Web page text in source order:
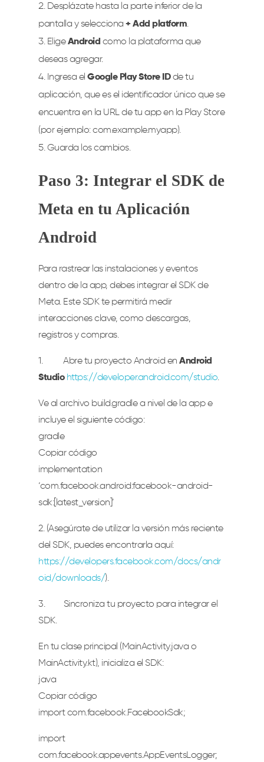
Desplázate hasta la parte inferior de la
pantalla y selecciona + Add platform.
EligeAndroid como la plataforma que
deseas agregar.
Ingresa el Google Play Store IDde tu
aplicación, que es el identificador único que se
encuentra en la URL de tu app en la Play Store
(por ejemplo:com.example.myapp).
Guarda los cambios.
Paso 3: Integrar el SDK de
Meta en tu Aplicación
Android
Para rastrear las instalaciones y eventos
dentro de la app, debes integrar el SDK de
Meta. Este SDK te permitirá medir
interacciones clave, como descargas,
registros y compras.
1. Abre tu proyecto Android en Android
Studiohttps://developer.android.com/studio.
Ve al archivo build.gradlea nivel de la app e
incluye el siguiente código:
gradle
Copiar código
implementation
‘com.facebook.android:facebook-android-
sdk:[latest_version]’
2. (Asegúrate de utilizar la versión más reciente
del SDK, puedes encontrarla aquí:
https://developers.facebook.com/docs/andr
oid/downloads/).
3. Sincroniza tu proyecto para integrar el
SDK.
En tu clase principal (MainActivity.java o
MainActivity.kt), inicializa el SDK:
java
Copiar código
import com.facebook.FacebookSdk;
import
com.facebook.appevents.AppEventsLogger;